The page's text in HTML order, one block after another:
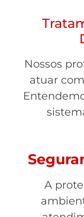
Nossos
atuar
A